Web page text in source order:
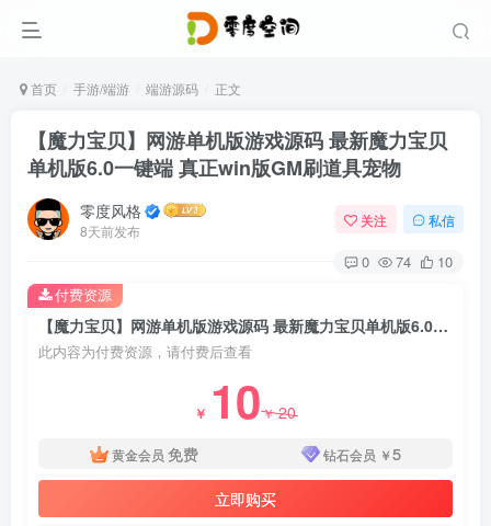
首页 手游/端游 端游源码 正文
【魔力宝贝】网游单机版游戏源码 最新魔力宝贝
单机版6.0一键端 真正win版GM刷道具宠物
零度风格
8天前发布
关注 私信
0 74 10
【魔力宝贝】网游单机版游戏源码 最新魔力宝贝单机版6.0一键端 真正win版GM刷道具宠物
此内容为付费资源，请付费后查看
￥ 10￥20
黄金会员 免费 钻石会员 ￥5
立即购买
付费资源